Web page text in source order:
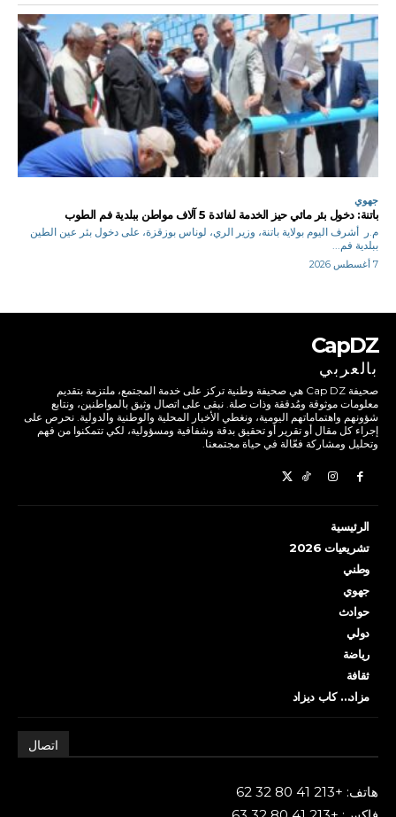
جهوي
باتنة: دخول بئر مائي حيز الخدمة لفائدة 5 آلاف مواطن ببلدية فم الطوب
م.ر أشرف اليوم بولاية باتنة، وزير الري، لوناس بوزقزة، على دخول بئر عين الطين
ببلدية فم...
7 أغسطس 2026
CapDZ
بالعربي
صحيفة Cap DZ هي صحيفة وطنية تركز على خدمة المجتمع، ملتزمة بتقديم
معلومات موثوقة ومُدققة وذات صلة. نبقى على اتصال وثيق بالمواطنين، ونتابع
شؤونهم واهتماماتهم اليومية، ونغطي الأخبار المحلية والوطنية والدولية. نحرص على
إجراء كل مقال أو تقرير أو تحقيق بدقة وشفافية ومسؤولية، لكي تتمكنوا من فهم
وتحليل ومشاركة فعّالة في حياة مجتمعنا.
الرئيسية
تشريعيات 2026
وطني
جهوي
حوادث
دولي
رياضة
ثقافة
مزاد… كاب ديزاد
اتصال
هاتف: +213 41 80 32 62